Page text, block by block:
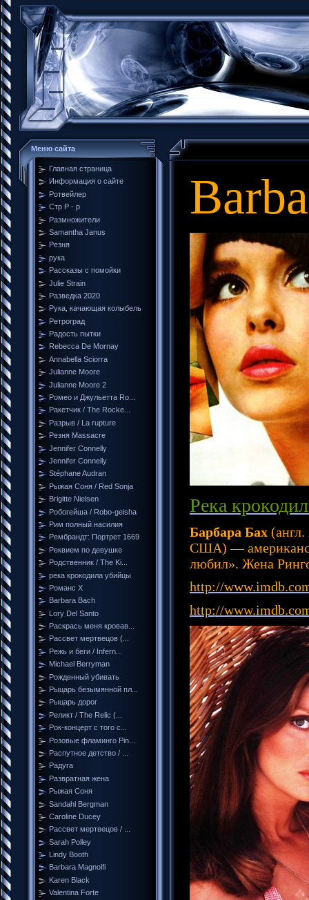
Меню сайта
Главная страница
Информация о сайте
Ротвейлер
Стр Р - р
Размножители
Samantha Janus
Резня
рука
Рассказы с помойки
Julie Strain
Разведка 2020
Рука, качающая колыбель
Ретроград
Радость пытки
Rebecca De Mornay
Annabella Sciorra
Julianne Moore
Julianne Moore 2
Ромео и Джульетта Ro...
Ракетчик / The Rocke...
Разрыв / La rupture
Резня Massacre
Jennifer Connelly
Jennifer Connelly
Stéphane Audran
Рыжая Соня / Red Sonja
Brigitte Nielsen
Робогейша / Robo-geisha
Рим полный насилия
Рембрандт: Портрет 1669
Реквием по девушке
Родственник / The Ki...
река крокодила убийцы
Романс Х
Barbara Bach
Lory Del Santo
Раскрась меня кровав...
Рассвет мертвецов (...
Режь и беги / Infern...
Michael Berryman
Рожденный убивать
Рыцарь безымянной пл...
Рыцарь дорог
Реликт / The Relic (...
Рок-концерт с того с...
Розовые фламинго Pin...
Распутное детство / ...
Радуга
Развратная жена
Рыжая Соня
Sandahl Bergman
Caroline Ducey
Рассвет мертвецов / ...
Sarah Polley
Lindy Booth
Barbara Magnolfi
Karen Black
Valentina Forte
Река
Барбара Бах (англ.
США) —
любил». Жена
http://
http://